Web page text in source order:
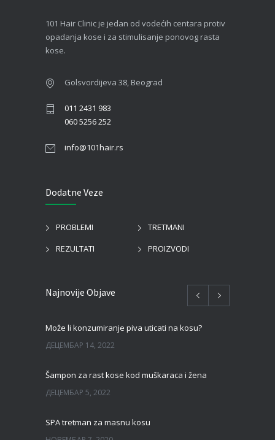
101 Hair Clinic je jedan od vodećih centara protiv
opadanja kose i za stimulisanje ponovog rasta
kose.
Golsvordijeva 38, Beograd
011 2431 983
060 5256 252
info@101hair.rs
Dodatne Veze
PROBLEMI
TRETMANI
REZULTATI
PROIZVODI
Najnovije Objave
Može li konzumiranje piva uticati na kosu?
ДЕЦЕМБАР 14, 2022
Šampon za rast kose kod muškaraca i žena
ДЕЦЕМБАР 5, 2022
SPA tretman za masnu kosu